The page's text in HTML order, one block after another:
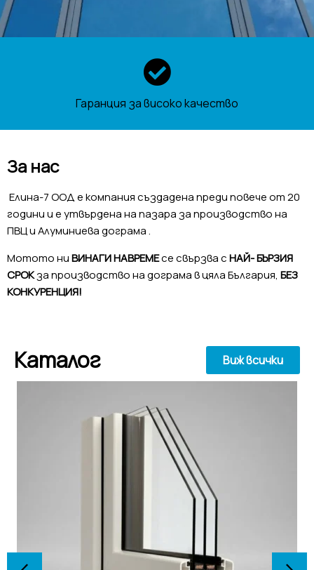
Гаранция за високо качество
За нас
Елина-7 ООД е компания създадена преди повече от 20
години и е утвърдена на пазара за производство на
ПВЦ и Алуминиева дограма .
Мотото ниВИНАГИ НАВРЕМЕсе свързва сНАЙ- БЪРЗИЯ
СРОКза производство на дограма в цяла България, БЕЗ
КОНКУРЕНЦИЯ!
Каталог Виж всички